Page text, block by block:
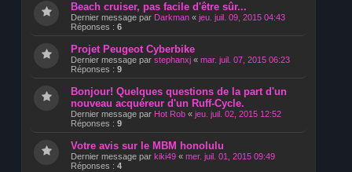
Beach cruiser, pas facile d'être sûr...
Dernier message par Darkman « jeu. juil. 09, 2015 04:43
Réponses : 6
Projet Peugeot Cyberbike
Dernier message par stephanxj « mar. juil. 07, 2015 06:23
Réponses : 9
Bonjour! Quelques questions de la part d'un
nouveau acquéreur d'un Ruff-Cycle.
Dernier message par Hot Rob « jeu. juil. 02, 2015 12:52
Réponses : 9
Votre avis sur le MBM honolulu
Dernier message par kiki49 « mer. juil. 01, 2015 09:49
Réponses : 4